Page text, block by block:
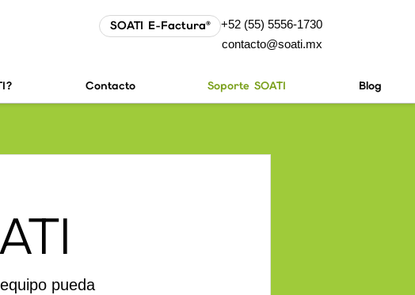
SOATI E-Factura®
+52 (55) 5556-1730
contacto@soati.mx
Contacto Soporte SOATI Blog
pueda